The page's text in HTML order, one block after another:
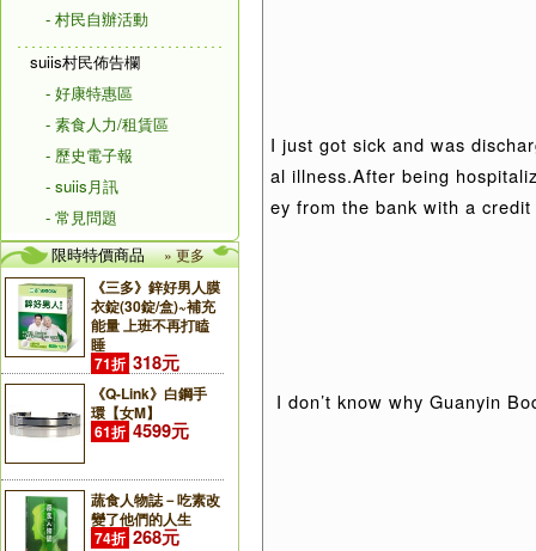
- 村民自辦活動
suiis村民佈告欄
- 好康特惠區
- 素食人力/租賃區
- 歷史電子報
- suiis月訊
- 常見問題
限時特價商品
» 更多
《三多》鋅好男人膜
衣錠(30錠/盒)~補充
能量 上班不再打瞌
睡
71折 318元
《Q-Link》白鋼手
環【女M】
61折 4599元
蔬食人物誌－吃素改
變了他們的人生
74折 268元
I just got sick and was
al illness.After being
ey from the bank with a
I don’t know why Guanyin